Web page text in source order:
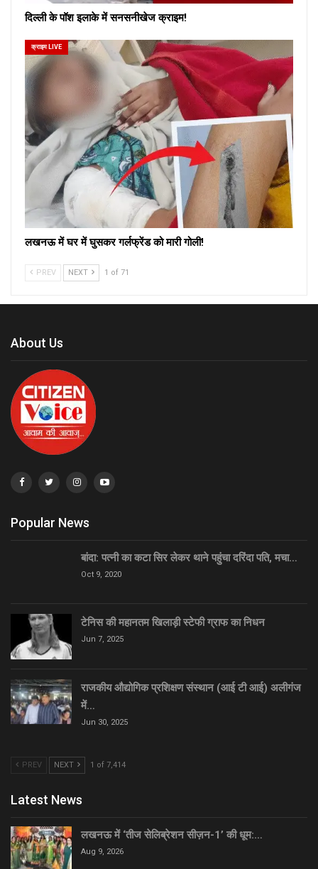
दिल्ली के पॉश इलाके में सनसनीखेज क्राइम!
क्राइम LIVE
लखनऊ में घर में घुसकर गर्लफ्रेंड को मारी गोली!
PREV NEXT 1 of 71
About Us
Popular News
बांदा: पत्नी का कटा सिर लेकर थाने पहुंचा दरिंदा पति, मचा…
Oct 9, 2020
टेनिस की महानतम खिलाड़ी स्टेफी ग्राफ का निधन
Jun 7, 2025
राजकीय औद्योगिक प्रशिक्षण संस्थान (आई टी आई) अलीगंज
में…
Jun 30, 2025
PREV NEXT 1 of 7,414
Latest News
लखनऊ में ‘तीज सेलिब्रेशन सीज़न-1’ की धूम:…
Aug 9, 2026